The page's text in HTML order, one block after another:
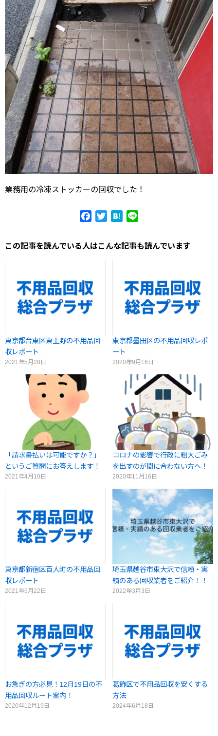
業務用の冷凍ストッカーの回収でした！
Facebook
TwitterHatena
この記事を読んでいる人はこんな記事も読んでいます
東京都台東区東上野の不用品回
収レポート
2021年5月28日
東京都墨田区の不用品回収レポ
ート
2020年9月16日
「請求書払いは可能ですか？」
というご質問にお答えします！
2021年4月10日
コロナの影響で行政に粗大ごみ
を出すのが間に合わない方へ！
2020年11月16日
東京都新宿区百人町の不用品回
収レポート
2021年5月22日
埼玉県越谷市東大沢で信頼・実
績のある回収業者をご紹介！！
2022年3月3日
お急ぎの方必見！12月19日の不
用品回収ルート案内！
2020年12月19日
葛飾区で不用品回収を安くする
方法
2024年6月18日